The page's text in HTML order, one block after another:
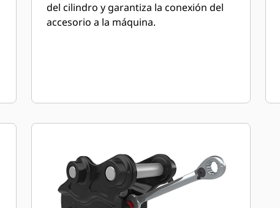
del cilindro y garantiza la conexión del
accesorio a la máquina.